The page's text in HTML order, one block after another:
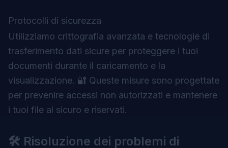
Protocolli di sicurezza
Utilizziamo crittografia avanzata e tecnologie di
trasferimento dati sicure per proteggere i tuoi
documenti durante il caricamento e la
visualizzazione. 🔐 Queste misure sono progettate
per prevenire accessi non autorizzati e mantenere
i tuoi file al sicuro e riservati.
🛠️ Risoluzione dei problemi di